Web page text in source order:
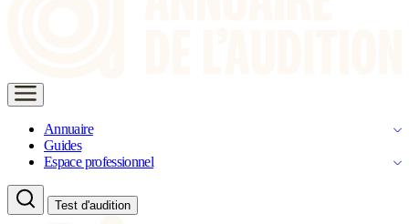
Annuaire
Guides
Espace professionnel
Test d'audition